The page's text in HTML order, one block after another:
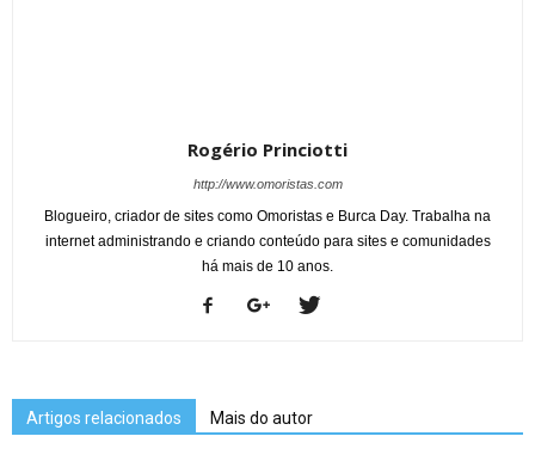
Rogério Princiotti
http://www.omoristas.com
Blogueiro, criador de sites como Omoristas e Burca Day. Trabalha na
internet administrando e criando conteúdo para sites e comunidades
há mais de 10 anos.
Artigos relacionados Mais do autor